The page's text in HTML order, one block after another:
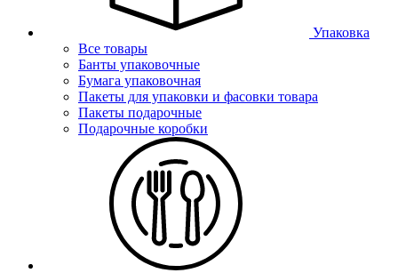
Упаковка
Все товары
Банты упаковочные
Бумага упаковочная
Пакеты для упаковки и фасовки товара
Пакеты подарочные
Подарочные коробки